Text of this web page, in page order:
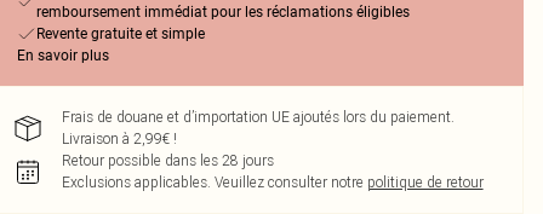
remboursement immédiat pour les réclamations éligibles
Revente gratuite et simple
En savoir plus
Frais de douane et d’importation UE ajoutés lors du paiement.
Livraison à 2,99€ !
Retour possible dans les 28 jours
Exclusions applicables. Veuillez consulter notre politique de retour